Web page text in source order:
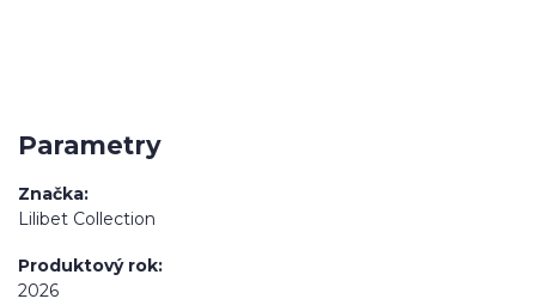
Parametry
Značka
Lilibet Collection
Produktový rok
2026